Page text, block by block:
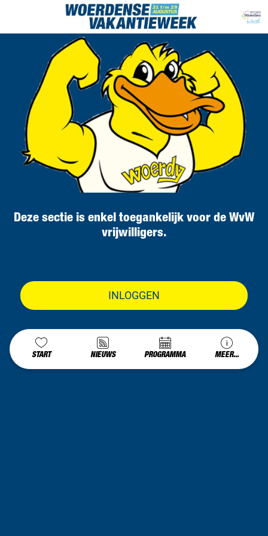
Deze sectie is enkel toegankelijk voor de WvW
vrijwilligers.
INLOGGEN
START NIEUWS PROGRAMMA MEER...